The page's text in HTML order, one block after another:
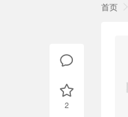
首页
2